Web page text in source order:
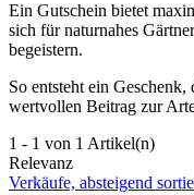
Ein Gutschein bietet
sich für naturnahes
begeistern.
So entsteht ein
wertvollen Beitrag zur
1 - 1 von 1 Artikel(n)
Relevanz
Verkäufe, absteigend